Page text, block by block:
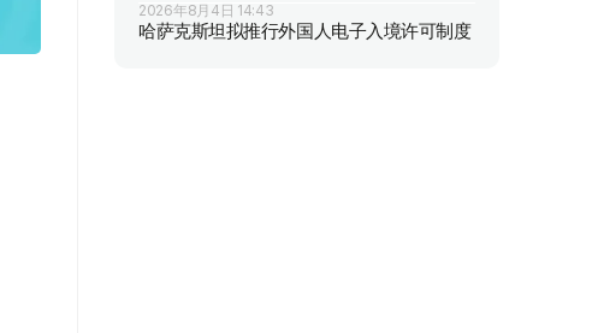
2026年8月4日 14:43
哈萨克斯坦拟推行外国人电子入境许可制度